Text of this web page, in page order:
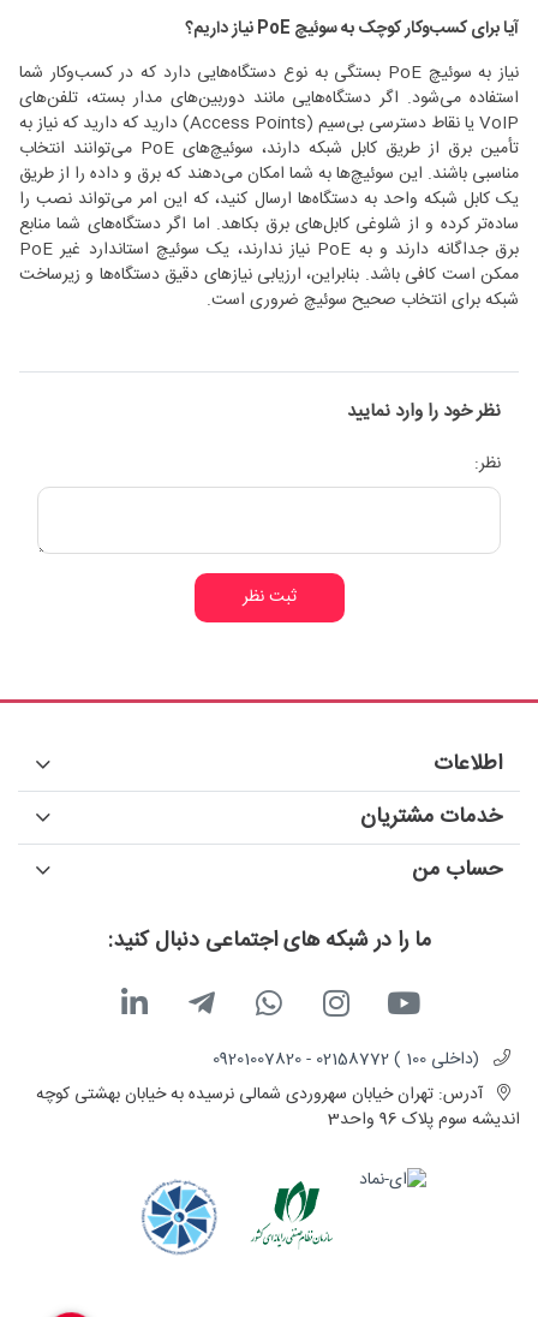
آیا برای کسب‌وکار کوچک به سوئیچ PoE نیاز داریم؟
نیاز به سوئیچ PoE بستگی به نوع دستگاه‌هایی دارد که در کسب‌وکار شما
استفاده می‌شود. اگر دستگاه‌هایی مانند دوربین‌های مدار بسته، تلفن‌های
VoIP یا نقاط دسترسی بی‌سیم (Access Points) دارید که دارید که نیاز به
تأمین برق از طریق کابل شبکه دارند، سوئیچ‌های PoE می‌توانند انتخاب
مناسبی باشند. این سوئیچ‌ها به شما امکان می‌دهند که برق و داده را از طریق
یک کابل شبکه واحد به دستگاه‌ها ارسال کنید، که این امر می‌تواند نصب را
ساده‌تر کرده و از شلوغی کابل‌های برق بکاهد. اما اگر دستگاه‌های شما منابع
برق جداگانه دارند و به PoE نیاز ندارند، یک سوئیچ استاندارد غیر PoE
ممکن است کافی باشد. بنابراین، ارزیابی نیازهای دقیق دستگاه‌ها و زیرساخت
شبکه برای انتخاب صحیح سوئیچ ضروری است.
نظر خود را وارد نمایید
نظر:
ثبت نظر
ما را در شبکه های اجتماعی دنبال کنید:
(داخلی 100 ) 02158772 - 09201007820
آدرس: تهران خیابان سهروردی شمالی نرسیده به خیابان بهشتی کوچه
اندیشه سوم پلاک 96 واحد3
اطلاعات
خدمات مشتریان
حساب من